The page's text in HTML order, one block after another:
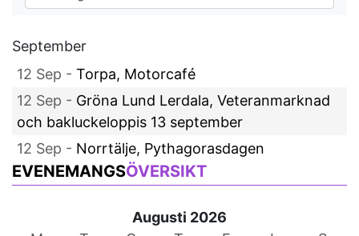
September
12 Sep - Torpa, Motorcafé
12 Sep - Gröna Lund Lerdala, Veteranmarknad
och bakluckeloppis 13 september
12 Sep - Norrtälje, Pythagorasdagen
EVENEMANGSÖVERSIKT
Augusti 2026